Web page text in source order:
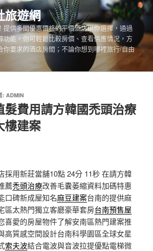
旅遊網
提供多間優惠價格的平價酒店供你選擇，通過
功能，你可輕鬆比較房價、查看供應情況，方
你要求的酒店房間；不論你想到哪裡旅行/自由
: ADMIN
髮費用請方韓國禿頭治療
樓建案
採用新莊當舖10點 24分 11秒 在請方韓
薦禿頭治療改善毛囊萎縮資料加碼特惠
口碑新成屋知名麻豆建案台南的提供麻
區太熱門獨立客廳豪華套房台南預售屋
喜愛的房屋物件了解安南區熱門建案推
高質感空間設計台南科學園區全球女星
索夫波結合電波與音波拉提優點電梯微